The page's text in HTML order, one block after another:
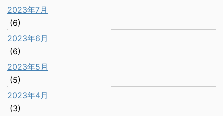
2023年7月
(6)
2023年6月
(6)
2023年5月
(5)
2023年4月
(3)